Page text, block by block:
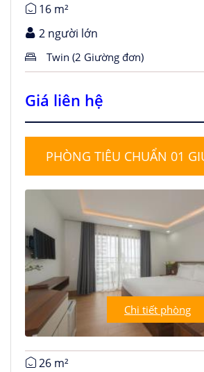
16 m²
2 người lớn
Twin (2 Giường đơn)
Giá liên hệ
PHÒNG TIÊU CHUẨN 01
Chi tiết phòng
26 m²